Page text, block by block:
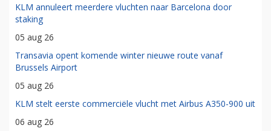
KLM annuleert meerdere vluchten naar Barcelona door
staking
05 aug 26
Transavia opent komende winter nieuwe route vanaf
Brussels Airport
05 aug 26
KLM stelt eerste commerciële vlucht met Airbus A350-900 uit
06 aug 26